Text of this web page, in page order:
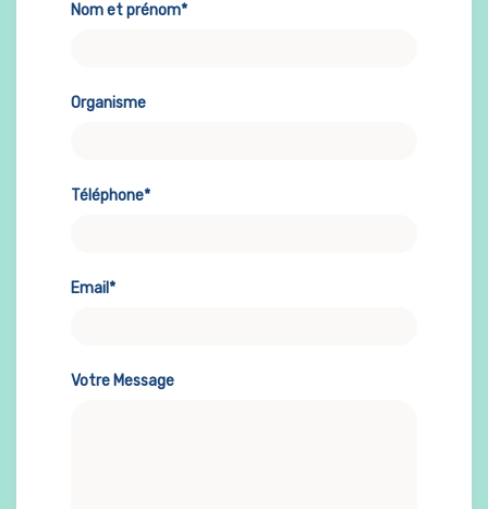
Nom et prénom*
Organisme
Téléphone*
Email*
Votre Message